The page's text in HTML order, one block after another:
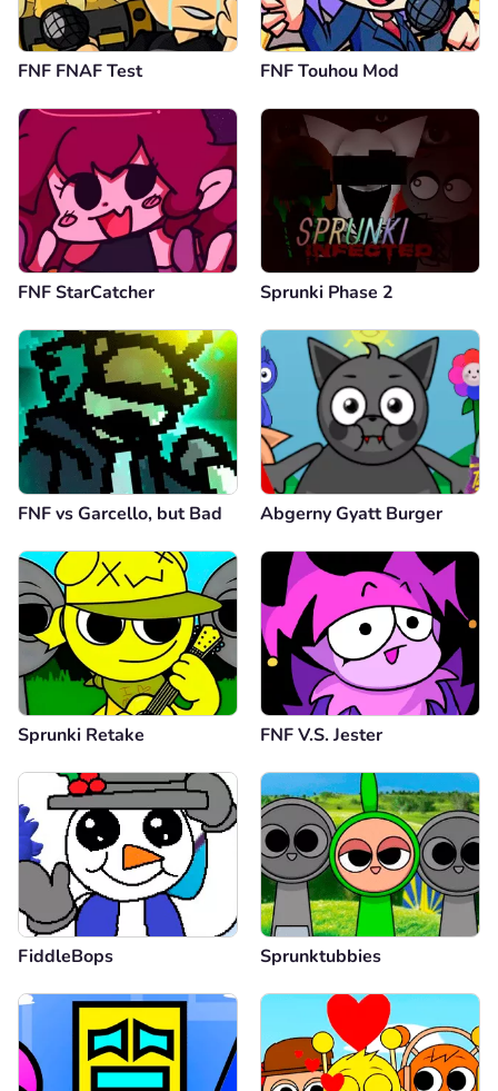
FNF FNAF Test FNF Touhou Mod
FNF StarCatcher Sprunki Phase 2
FNF vs Garcello, but Bad Abgerny Gyatt Burger
Sprunki Retake FNF V.S. Jester
FiddleBops Sprunktubbies